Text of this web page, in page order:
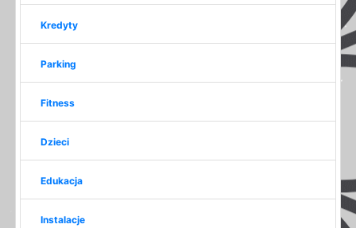
Kredyty
Parking
Fitness
Dzieci
Edukacja
Instalacje